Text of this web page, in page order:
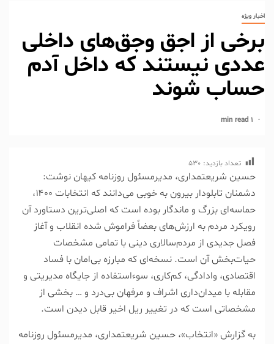
اخبار ویژه
برخی از اجق وجق‌های داخلی
عددی نیستند که داخل آدم
حساب شوند
1 min read
تعداد بازدید: 530
حسین شریعتمداری، مدیرمسئول روزنامه کیهان نوشت:
دشمنان تابلو‌دار بیرون به خوبی می‌دانند که انتخابات ۱۴۰۰،
حماسه‌ای بزرگ و ماندگار بوده است که اصلی‌ترین دستاورد آن
رویکرد مردم به ارزش‌های بعضاً فراموش شده انقلاب و آغاز
فصل جدیدی از مردم‌سالاری دینی با تمامی مشخصات
حیات‌بخش آن است. نسخه‌ای که مبارزه بی‌امان با فساد
اقتصادی، وادادگی، کم‌کاری، سوءاستفاده از جایگاه مدیریتی و
مقابله با میدان‌داری اشراف و مرفهان بی‌درد و … بخشی از
مشخصاتی است که در تغییر ریل اخیر قابل دیدن است.
به گزارش «انتخاب»، حسین شریعتمداری، مدیرمسئول روزنامه